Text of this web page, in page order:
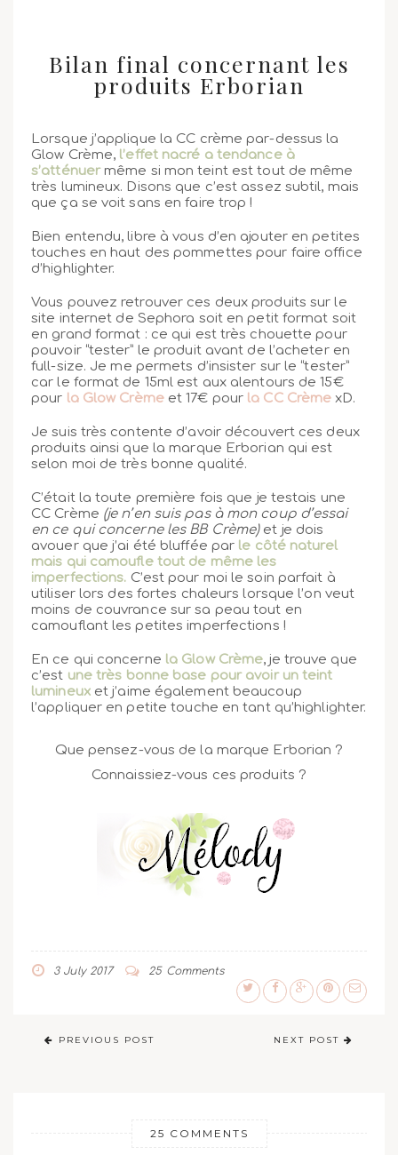
Bilan final concernant les
produits Erborian
Lorsque j’applique la CC crème par-dessus la
Glow Crème, l’effet nacré a tendance à
s’atténuermême si mon teint est tout de même
très lumineux. Disons que c’est assez subtil, mais
que ça se voit sans en faire trop !
Bien entendu, libre à vous d’en ajouter en petites
touches en haut des pommettes pour faire office
d’highlighter.
Vous pouvez retrouver ces deux produits sur le
site internet de Sephora soit en petit format soit
en grand format : ce qui est très chouette pour
pouvoir “tester” le produit avant de l’acheter en
full-size. Je me permets d’insister sur le “tester”
car le format de 15ml est aux alentours de 15€
pour la Glow Crèmeet 17€ pour la CC Crème xD.
Je suis très contente d’avoir découvert ces deux
produits ainsi que la marque Erborian qui est
selon moi de très bonne qualité.
C’était la toute première fois que je testais une
CC Crème (je n’en suis pas à mon coup d’essai
en ce qui concerne les BB Crème)et je dois
avouer que j’ai été bluffée par le côté naturel
mais qui camoufle tout de même les
imperfections. C’est pour moi le soin parfait à
utiliser lors des fortes chaleurs lorsque l’on veut
moins de couvrance sur sa peau tout en
camouflant les petites imperfections !
En ce qui concerne la Glow Crème, je trouve que
c’est une très bonne base pour avoir un teint
lumineuxet j’aime également beaucoup
l’appliquer en petite touche en tant qu’highlighter.
Que pensez-vous de la marque Erborian ?
Connaissiez-vous ces produits ?
3 July 2017 25 Comments
PREVIOUS POST NEXT POST
25 COMMENTS